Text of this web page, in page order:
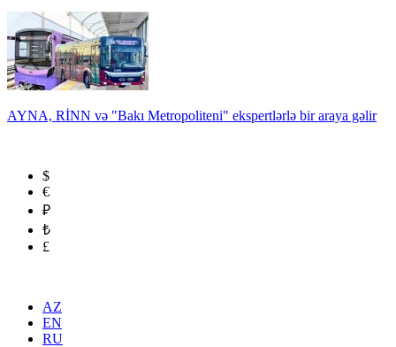
AYNA, RİNN və "Bakı Metropoliteni" ekspertlərlə bir araya gəlir
$
€
₽
₺
£
AZ
EN
RU